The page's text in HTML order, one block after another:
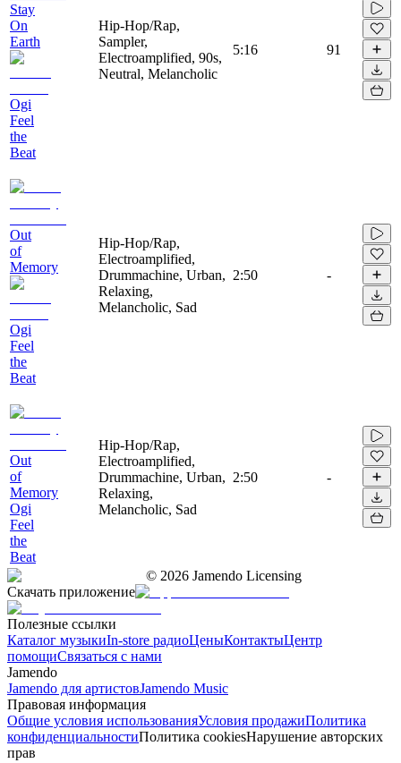
Stay
On
Earth
Ogi
Feel
the
Beat
Hip-Hop/Rap,
Sampler,
Electroamplified, 90s,
Neutral, Melancholic
5:16 91
Out
of
Memory
Ogi
Feel
the
Beat
Hip-Hop/Rap,
Electroamplified,
Drummachine, Urban,
Relaxing,
Melancholic, Sad
2:50 -
Out
of
Memory
Ogi
Feel
the
Beat
Hip-Hop/Rap,
Electroamplified,
Drummachine, Urban,
Relaxing,
Melancholic, Sad
2:50 -
© 2026 Jamendo Licensing
Скачать приложение
Полезные ссылки
Каталог музыкиIn-store радиоЦеныКонтактыЦентр
помощиСвязаться с нами
Jamendo
Jamendo для артистовJamendo Music
Правовая информация
Общие условия использованияУсловия продажиПолитика
конфиденциальностиПолитика cookiesНарушение авторских
прав